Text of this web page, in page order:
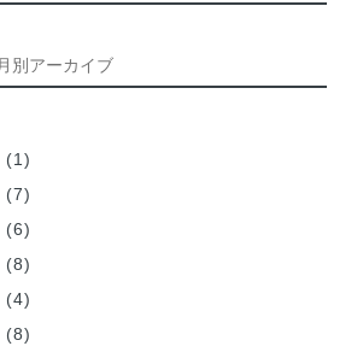
月別アーカイブ
(1)
(7)
(6)
(8)
(4)
(8)